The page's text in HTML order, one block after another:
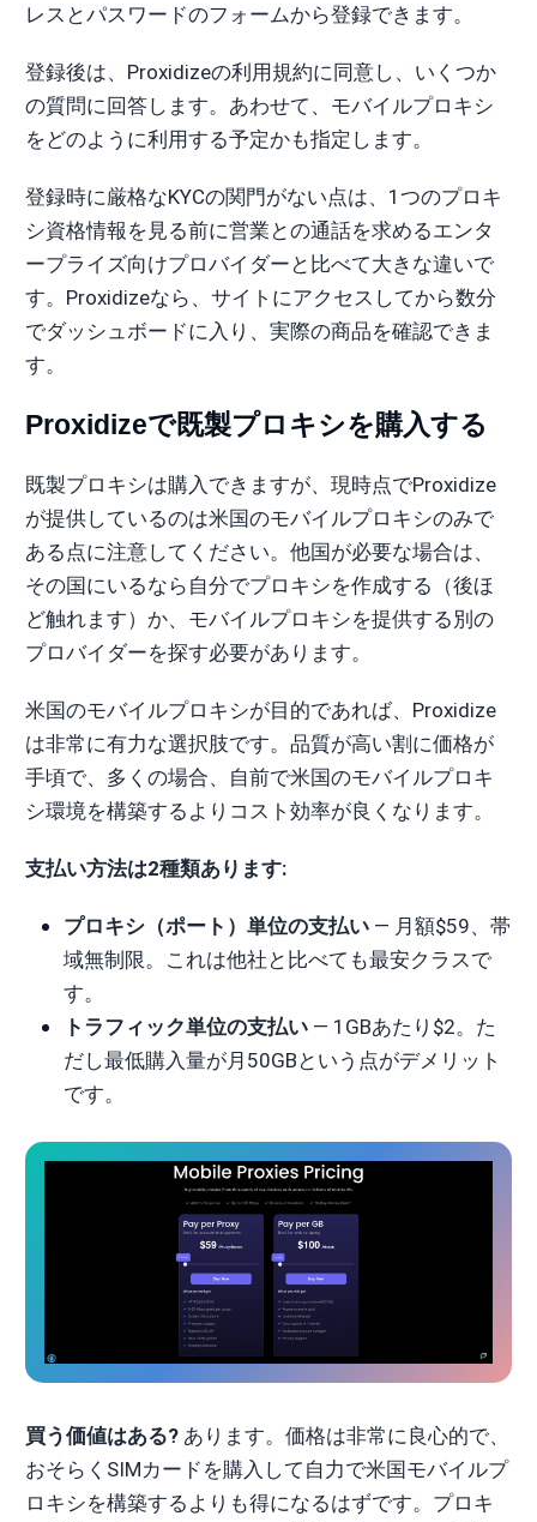
レスとパスワードのフォームから登録できます。
登録後は、Proxidizeの利用規約に同意し、いくつか
の質問に回答します。あわせて、モバイルプロキシ
をどのように利用する予定かも指定します。
登録時に厳格なKYCの関門がない点は、1つのプロキ
シ資格情報を見る前に営業との通話を求めるエンタ
ープライズ向けプロバイダーと比べて大きな違いで
す。Proxidizeなら、サイトにアクセスしてから数分
でダッシュボードに入り、実際の商品を確認できま
す。
Proxidizeで既製プロキシを購入する
既製プロキシは購入できますが、現時点でProxidize
が提供しているのは米国のモバイルプロキシのみで
ある点に注意してください。他国が必要な場合は、
その国にいるなら自分でプロキシを作成する（後ほ
ど触れます）か、モバイルプロキシを提供する別の
プロバイダーを探す必要があります。
米国のモバイルプロキシが目的であれば、Proxidize
は非常に有力な選択肢です。品質が高い割に価格が
手頃で、多くの場合、自前で米国のモバイルプロキ
シ環境を構築するよりコスト効率が良くなります。
支払い方法は2種類あります:
プロキシ（ポート）単位の支払い— 月額$59、帯
域無制限。これは他社と比べても最安クラスで
す。
トラフィック単位の支払い— 1GBあたり$2。た
だし最低購入量が月50GBという点がデメリット
です。
買う価値はある?あります。価格は非常に良心的で、
おそらくSIMカードを購入して自力で米国モバイルプ
ロキシを構築するよりも得になるはずです。プロキ